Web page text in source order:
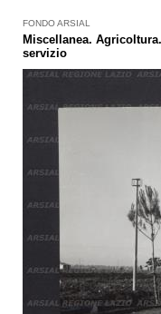
FONDO ARSIAL
Miscellanea.
servizio